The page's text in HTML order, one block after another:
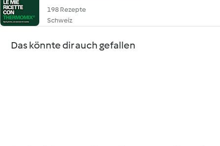
198 Rezepte
Schweiz
Das könnte dir auch gefallen